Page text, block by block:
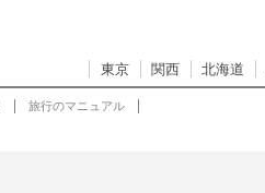
東京 関西 北海道
旅行のマニュアル